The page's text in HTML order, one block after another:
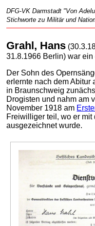
DFG-VK Darmstadt "Von
Stichworte zu Militär und
Grahl, Hans
31.8.1966 Berlin) war
Der Sohn des
erlernte nach dem Abitur
in Braunschweig
Drogisten und nahm am
November 1918 am
Freiwilliger teil, wo er mit
ausgezeichnet wurde.